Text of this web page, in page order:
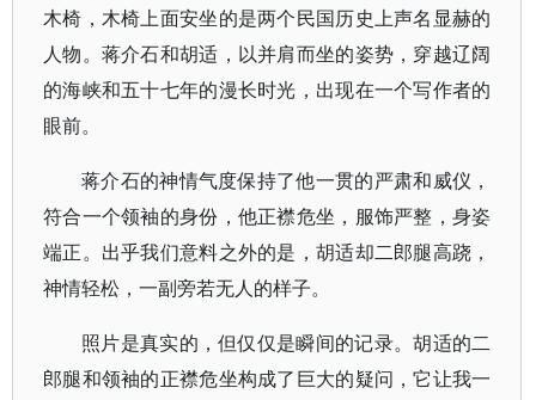
木椅，木椅上面安坐的是两个民国历史上声名显赫的
人物。蒋介石和胡适，以并肩而坐的姿势，穿越辽阔
的海峡和五十七年的漫长时光，出现在一个写作者的
眼前。
蒋介石的神情气度保持了他一贯的严肃和威仪，
符合一个领袖的身份，他正襟危坐，服饰严整，身姿
端正。出乎我们意料之外的是，胡适却二郎腿高跷，
神情轻松，一副旁若无人的样子。
照片是真实的，但仅仅是瞬间的记录。胡适的二
郎腿和领袖的正襟危坐构成了巨大的疑问，它让我一